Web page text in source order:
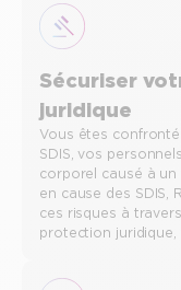
Sécuriser
juridique
Vous êtes
SDIS, vos
corporel causé à un
en cause des SDIS,
ces risques à
protection juridique,